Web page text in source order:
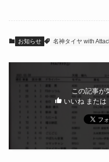
お知らせ 名神タイヤ with
この記事が
いいね または